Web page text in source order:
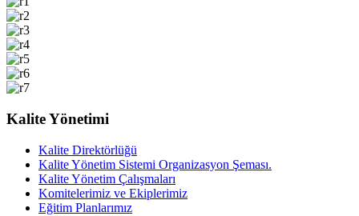
Kalite Yönetimi
Kalite Direktörlüğü
Kalite Yönetim Sistemi Organizasyon Şeması.
Kalite Yönetim Çalışmaları
Komitelerimiz ve Ekiplerimiz
Eğitim Planlarımız